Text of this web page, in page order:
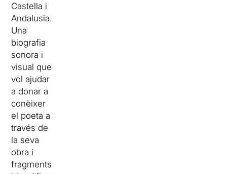
Castella i
Andalusia.
Una
biografia
sonora i
visual que
vol ajudar
a donar a
conèixer
el poeta a
través de
la seva
obra i
fragments